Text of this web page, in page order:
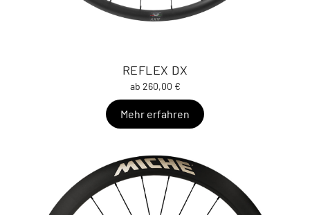
REFLEX DX
ab 260,00 €
Mehr erfahren